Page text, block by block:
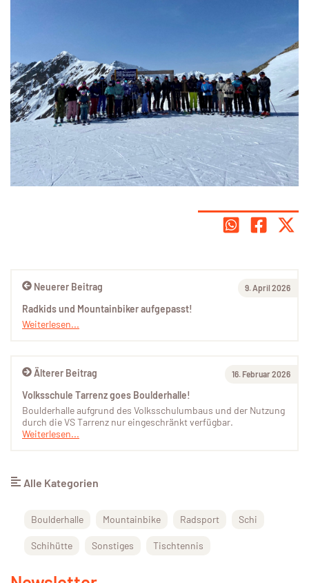
Älterer Beitrag 16. Februar 2026
Volksschule Tarrenz goes Boulderhalle!
Boulderhalle aufgrund des Volksschulumbaus und der Nutzung
durch die VS Tarrenz nur eingeschränkt verfügbar.
Weiterlesen...
Neuerer Beitrag 9. April 2026
Radkids und Mountainbiker aufgepasst!
Weiterlesen...
Alle Kategorien
Boulderhalle Mountainbike Radsport Schi
Schihütte Sonstiges Tischtennis